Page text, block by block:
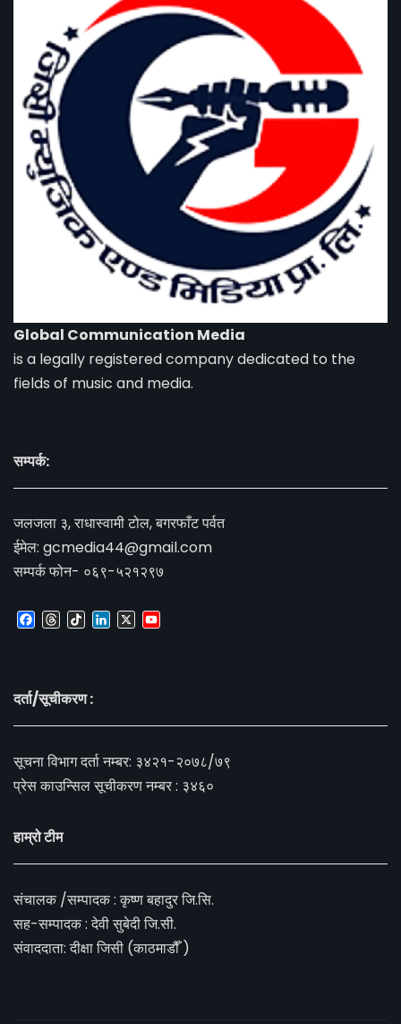
Global Communication Media
is a legally registered company dedicated to the
fields of music and media.
सम्पर्क:
जलजला ३, राधास्वामी टोल, बगरफाँट पर्वत
ईमेल: gcmedia44@gmail.com
सम्पर्क फोन- ०६९-५२१२९७
Facebook
Threads
TikTokLinkedIn
X
दर्ता/सूचीकरण :
सूचना विभाग दर्ता नम्बर: ३४२१-२०७८/७९
प्रेस काउन्सिल सूचीकरण नम्बर : ३४६०
हाम्रो टीम
संचालक /सम्पादक : कृष्ण बहादुर जि.सि.
सह-सम्पादक : देवी सुबेदी जि.सी.
संवाददाता: दीक्षा जिसी (काठमाडौँ )